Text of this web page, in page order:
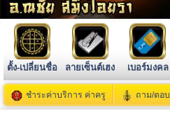
ตั้ง-เปลี่ยนชื่อ ลายเซ็นต์เฮง เบอร์มงคล
ชำระค่าบริการ ค่าครู ถาม/ตอบ